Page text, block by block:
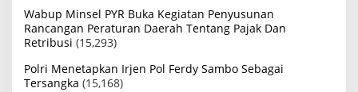
Wabup Minsel PYR Buka Kegiatan Penyusunan
Rancangan Peraturan Daerah Tentang Pajak Dan
Retribusi (15,293)
Polri Menetapkan Irjen Pol Ferdy Sambo Sebagai
Tersangka (15,168)